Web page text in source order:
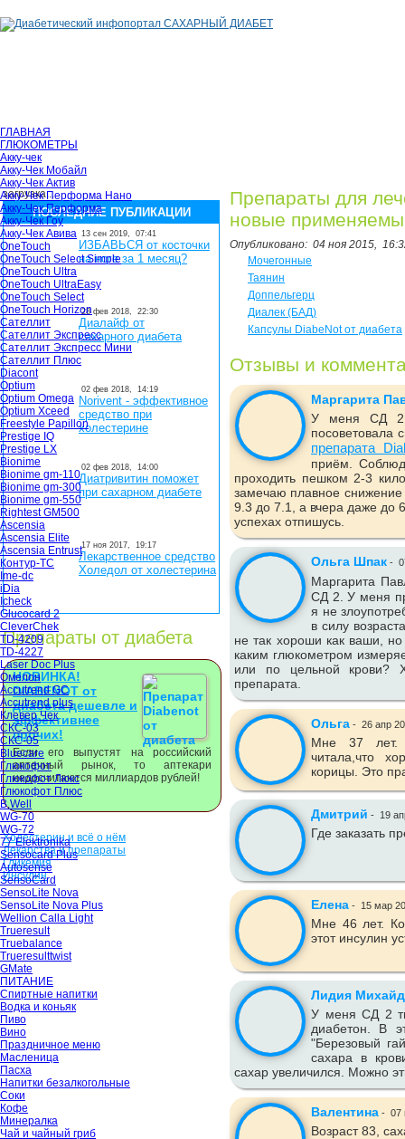
ГЛАВНАЯ
ГЛЮКОМЕТРЫ
Акку-чек
Акку-Чек Мобайл
Акку-Чек Актив
Акку-Чек Перформа Нано
Акку-Чек Перформа
Акку-Чек Гоу
Акку-Чек Авива
OneTouch
OneTouch Select Simple
OneTouch Ultra
OneTouch UltraEasy
OneTouch Select
OneTouch Horizon
Сателлит
Сателлит Экспресс
Сателлит Экспресс Мини
Сателлит Плюс
Diacont
Optium
Optium Omega
Optium Xceed
Freestyle Papillon
Prestige IQ
Prestige LX
Bionime
Bionime gm-110
Bionime gm-300
Bionime gm-550
Rightest GM500
Ascensia
Ascensia Elite
Ascensia Entrust
Контур-ТС
Ime-dc
iDia
Icheck
Glucocard 2
CleverChek
TD-4209
TD-4227
Laser Doc Plus
Омелон
Accutrend GC
Accutrend plus
Клевер Чек
СКС-03
СКС-05
Bluecare
Глюкофот
Глюкофот Люкс
Глюкофот Плюс
B.Well
WG-70
WG-72
77 Elektronika
Sensocard Plus
Autosense
SensoCard
SensoLite Nova
SensoLite Nova Plus
Wellion Calla Light
Trueresult
Truebalance
Trueresulttwist
GMate
ПИТАНИЕ
Спиртные напитки
Водка и коньяк
Пиво
Вино
Праздничное меню
Масленица
Пасха
Напитки безалкогольные
Соки
Кофе
Минералка
Чай и чайный гриб
загрузка...
ПОСЛЕДНИЕ ПУБЛИКАЦИИ
13 сен 2019, 07:41
ИЗБАВЬСЯ от косточки
на ноге за 1 месяц?
28 фев 2018, 22:30
Диалайф от
сахарного диабета
02 фев 2018, 14:19
Norivent - эффективное
средство при
холестерине
02 фев 2018, 14:00
Диатривитин поможет
при сахарном диабете
17 ноя 2017, 19:17
Лекарственное средство
Холедол от холестерина
Препараты от диабета
НОВИНКА!
DIABENOT от
диабета дешевле и
эффективнее
прочих!
Если его выпустят на российский
аптечный рынок, то аптекари
недосчитаются миллиардов рублей!
Холестерин и всё о нём
Лекарства и препараты
Гликемия
Инсулин
Препараты для
новые
Опубликовано: 04 ноя 2015,
Мочегонные
Таянин
Доппельгерц
Диалек (БАД)
Капсулы DiabeNot от диабета
Отзывы и
Маргарита
У меня СД 2
посоветовала
препарата
приём.
проходить пешком 2-3
замечаю плавное снижение
9.3 до 7.1, а вчера даже до
успехах отпишусь.
Ольга Шпак -
Маргарита
СД 2. У меня
я не
в силу
не так хороши как ваши,
каким глюкометром
или по цельной крови?
препарата.
Ольга - 26 апр
Мне 37 лет.
читала,что
корицы. Это
Дмитрий - 19
Где заказать
Елена - 15 мар
Мне 46 лет.
этот инсулин
Лидия
У меня СД 2
диабетон. В
"Березовый
сахара в
сахар увеличился. Можно
Валентина - 07
Возраст 83,